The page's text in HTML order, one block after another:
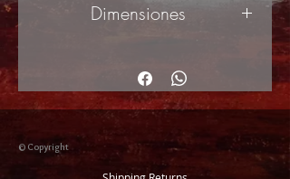
Dimensiones
© Copyright